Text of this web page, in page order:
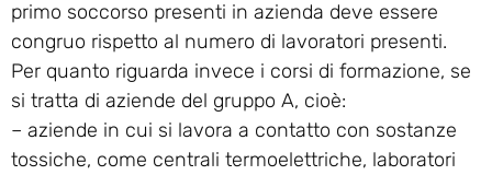
primo soccorso presenti in azienda deve essere
congruo rispetto al numero di lavoratori presenti.
Per quanto riguarda invece i corsi di formazione, se
si tratta di aziende del gruppo A, cioè:
– aziende in cui si lavora a contatto con sostanze
tossiche, come centrali termoelettriche, laboratori